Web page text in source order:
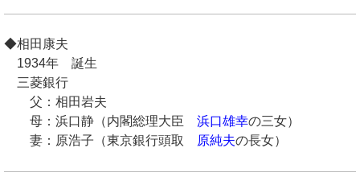
◆相田康夫
1934年 誕生
三菱銀行
父：相田岩夫
母：浜口静（内閣総理大臣 浜口雄幸の三女）
妻：原浩子（東京銀行頭取
原純夫の長女）